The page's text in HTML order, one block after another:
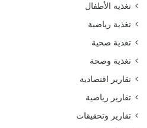
تغذية الأطفال
تغذية رياضية
تغذية صحية
تغذية وصحة
تقارير اقتصادية
تقارير رياضية
تقارير وتحقيقات